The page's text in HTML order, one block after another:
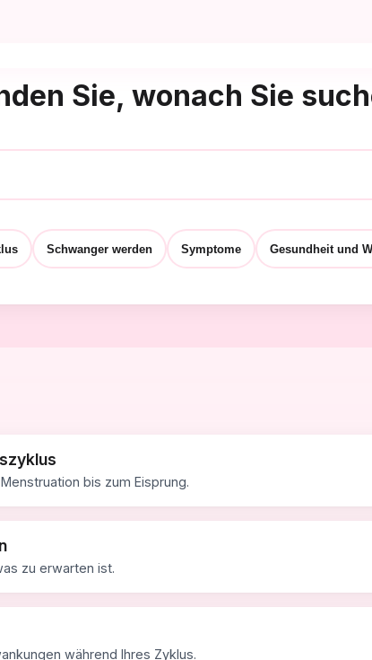
Sie, wonach Sie
Schwanger werden Symptome Gesundheit und
bis zum Eisprung.
zu erwarten ist.
während Ihres Zyklus.